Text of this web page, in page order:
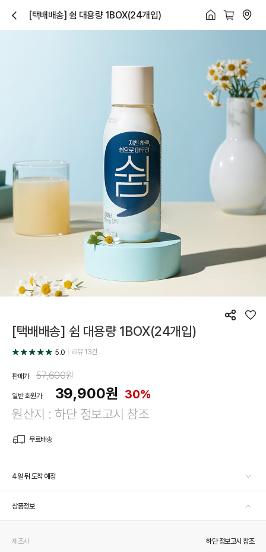
닫
기
[택배배송] 쉼 대용량 1BOX(24개입)
공
좋
[택배배송] 쉼 대용량 1BOX(24개입)
5.0 리뷰13건
판매가 57,600원
일반 회원가 39,900원 30%
원산지 : 하단 정보고시 참조
무료배송
4일 뒤 도착 예정
상품정보
제조사
하단 정보고시 참조